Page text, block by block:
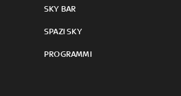
SKY BAR
SPAZI SKY
PROGRAMMI